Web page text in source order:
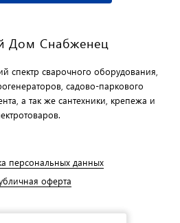
Дом Снабженец
спектр сварочного оборудования,
садово-паркового
а так же сантехники, крепежа и
персональных данных
оферта